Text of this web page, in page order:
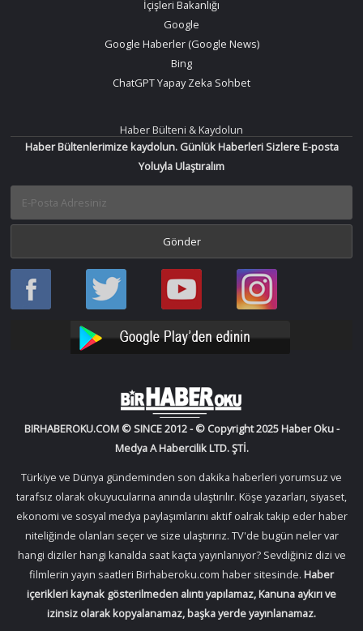
İçişleri Bakanlığı
Google
Google Haberler (Google News)
Bing
ChatGPT Yapay Zeka Sohbet
Haber Bülteni & Kaydolun
Haber Bültenlerimize kaydolun. Günlük Haberleri Sizlere E-posta
Yoluyla Ulaştıralım
Haber
Oku
Haber
Oku
Bir
Haber
YouTube
Bir
Haber
Instagram
BIRHABEROKU.COM © SINCE 2012 - © Copyright 2025 Haber Oku -
Medya A Habercilik LTD. ŞTİ.
Türkiye ve Dünya gündeminden son dakika haberleri yorumsuz ve
tarafsız olarak okuyucularına anında ulaştırılır. Köşe yazarları, siyaset,
ekonomi ve sosyal medya paylaşımlarını aktif oalrak takip eder haber
niteliğinde olanları seçer ve size ulaştırırız. TV'de bugün neler var
hangi diziler hangi kanalda saat kaçta yayınlanıyor? Sevdiğiniz dizi ve
filmlerin yayın saatleri Birhaberoku.com haber sitesinde. Haber
içerikleri kaynak gösterilmeden alıntı yapılamaz, Kanuna aykırı ve
izinsiz olarak kopyalanamaz, başka yerde yayınlanamaz.